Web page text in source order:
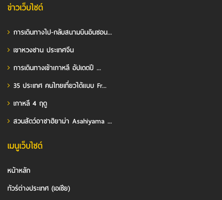
ข่าวเว็บไซต์
การเดินทางไป-กลับสนามบินอินชอน...
เขาหวงซาน ประเทศจีน
การเดินทางเข้าเกาหลี อัปเดตปี ...
35 ประเทศ คนไทยเที่ยวได้แบบ Fr...
เกาหลี 4 ฤดู
สวนสัตว์อาซาฮิยาม่า Asahiyama ...
เมนูเว็บไซต์
หน้าหลัก
ทัวร์ต่างประเทศ (เอเชีย)